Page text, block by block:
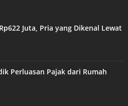
Juta, Pria yang Dikenal Lewat
Perluasan Pajak dari Rumah